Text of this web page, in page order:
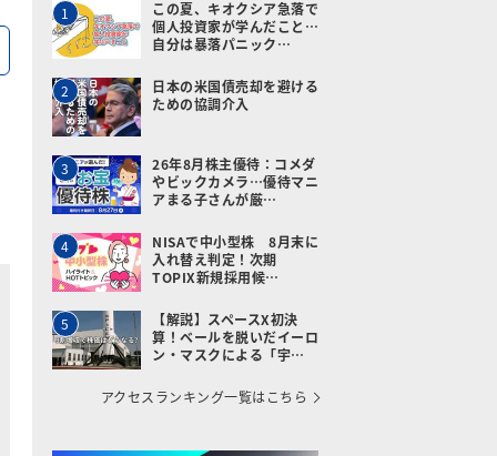
1
この夏、キオクシア急落で
個人投資家が学んだこと…
自分は暴落パニック…
2
日本の米国債売却を避ける
ための協調介入
3
26年8月株主優待：コメダ
やビックカメラ…優待マニ
アまる子さんが厳…
4
NISAで中小型株 8月末に
入れ替え判定！次期
TOPIX新規採用候…
5
【解説】スペースX初決
算！ベールを脱いだイーロ
ン・マスクによる「宇…
アクセスランキング一覧はこちら